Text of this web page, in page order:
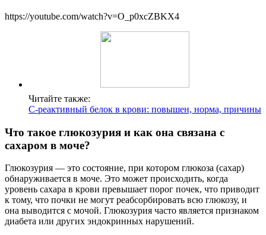
https://youtube.com/watch?v=O_p0xcZBKX4
Читайте также:
С-реактивный белок в крови: повышен, норма, причины
Что такое глюкозурия и как она связана с
сахаром в моче?
Глюкозурия — это состояние, при котором глюкоза (сахар)
обнаруживается в моче. Это может происходить, когда
уровень сахара в крови превышает порог почек, что приводит
к тому, что почки не могут реабсорбировать всю глюкозу, и
она выводится с мочой. Глюкозурия часто является признаком
диабета или других эндокринных нарушений.